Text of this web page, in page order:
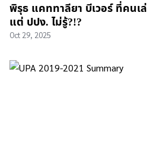
พิรุธ แคททาลียา บีเวอร์ ที่คน
แต่ ปปง. ไม่รู้?!?
Oct 29, 2025